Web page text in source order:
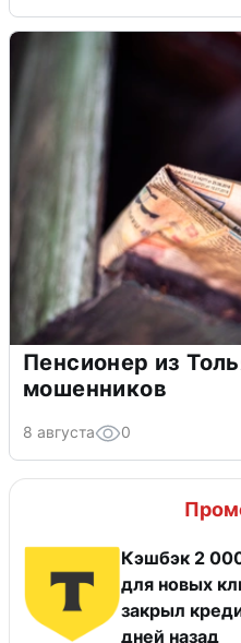
Пенсионер из
мошенников
8 августа 0
Кэшбэк 2
для новых
закрыл
дней назад